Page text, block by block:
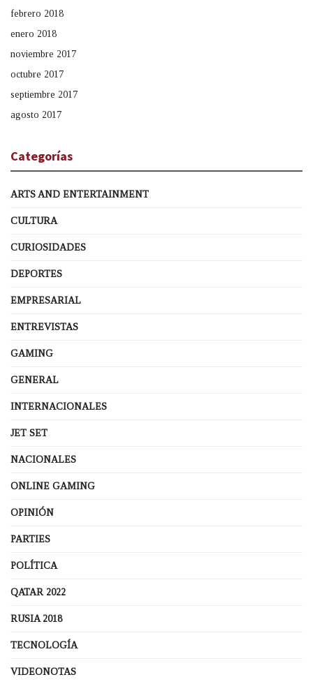
febrero 2018
enero 2018
noviembre 2017
octubre 2017
septiembre 2017
agosto 2017
Categorías
ARTS AND ENTERTAINMENT
CULTURA
CURIOSIDADES
DEPORTES
EMPRESARIAL
ENTREVISTAS
GAMING
GENERAL
INTERNACIONALES
JET SET
NACIONALES
ONLINE GAMING
OPINIÓN
PARTIES
POLÍTICA
QATAR 2022
RUSIA 2018
TECNOLOGÍA
VIDEONOTAS